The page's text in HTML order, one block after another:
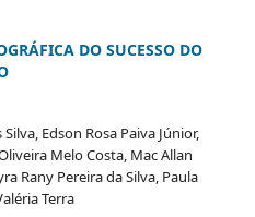
DO SUCESSO DO
Edson Rosa Paiva Júnior,
Melo Costa, Mac Allan
Rany Pereira da Silva, Paula
Terra